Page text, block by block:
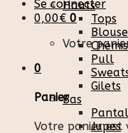
Se connecter
0,00€ 0
Votre
0
Panier
Votre panier est
Hauts
Tops
Blouse
Pull
Gilets
Bas
Jupes